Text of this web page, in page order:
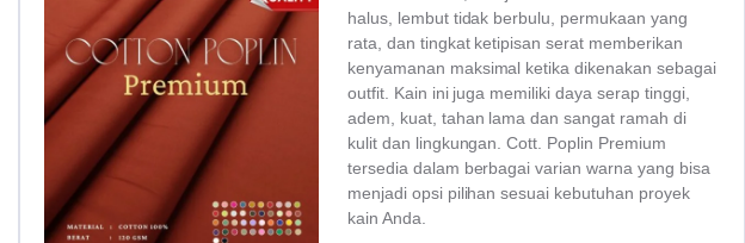
halus, lembut tidak berbulu, permukaan yang
rata, dan tingkat ketipisan serat memberikan
kenyamanan maksimal ketika dikenakan sebagai
outfit. Kain ini juga memiliki daya serap tinggi,
adem, kuat, tahan lama dan sangat ramah di
kulit dan lingkungan. Cott. Poplin Premium
tersedia dalam berbagai varian warna yang bisa
menjadi opsi pilihan sesuai kebutuhan proyek
kain Anda.